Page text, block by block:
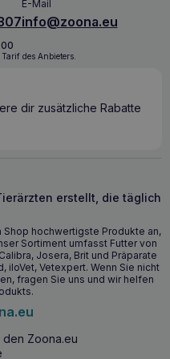
Sie zeigen
im Körper, reduzieren
lindern das
Schwankungen des
– unterstützt die
Prozess des
und verbessert die
den Lecithin- und
die Proteinkinase C im
verbessert wird.
Fettsäuren zu den
Energie freigesetzt wird.
der Jugend” bekannt)
eine wichtige Rolle
spielt. Ein Mangel an
bei.
aus wirksamen und sich
Liponsäure, N-Acetyl-L-
garantieren eine
Radikale, die den
zum Abbau von
E-Mail
info@zoona.eu
des Anbieters.
dir zusätzliche Rabatte
erstellt, die täglich
hochwertigste Produkte an,
Sortiment umfasst Futter von
Josera, Brit und Präparate
iloVet, Vetexpert. Wenn Sie nicht
fragen Sie uns und wir helfen
den Zoona.eu